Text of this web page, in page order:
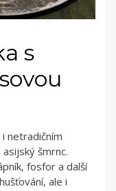
s
netradičním
šmrnc.
fosfor a další
ale i